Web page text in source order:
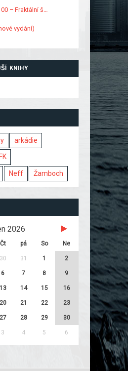
– Fraktální š…
vydání)
KNIHY
arkádie
Neff Žamboch
2026
Čt pá So Ne
30 31 1 2
6 7 8 9
13 14 15 16
20 21 22 23
27 28 29 30
3 4 5 6